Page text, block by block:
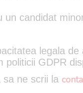
candidat
legala
GDPR
sa ne scrii la